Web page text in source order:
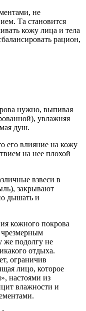
не
Та становится
кожу лица и тела
рацион,
нужно, выпивая
увлажняя
душ.
его влияние на кожу
на нее плохой
взвеси в
закрывают
дышать и
кожного покрова
же подолгу не
отдыха.
ограничив
лицо, которое
настоями из
влажности и